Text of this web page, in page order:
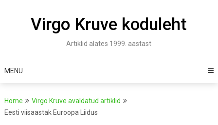
Virgo Kruve koduleht
Artiklid alates 1999. aastast
MENU
Home
Virgo Kruve avaldatud artiklid
Eesti viisaastak Euroopa Liidus